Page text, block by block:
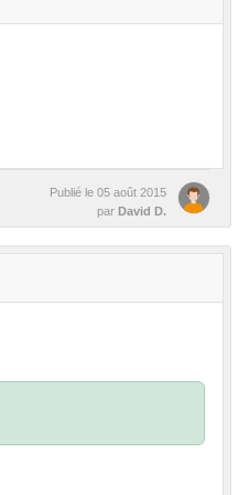
Publié le 05 août 2015
par David D.